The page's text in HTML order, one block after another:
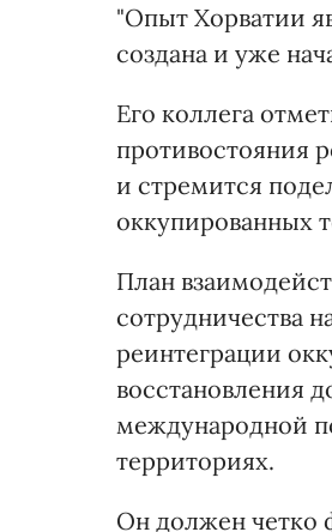
"Опыт Хорватии
создана и уже
Его коллега
противостояния
и стремится
оккупированных
План
сотрудничества
реинтеграции
восстановления
международной
территориях.
Он должен четко